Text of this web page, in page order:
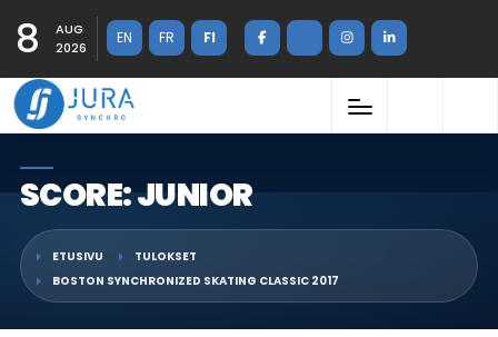
8
AUG
2026
EN FR FI
SCORE: JUNIOR
ETUSIVU
TULOKSET
BOSTON SYNCHRONIZED SKATING CLASSIC 2017